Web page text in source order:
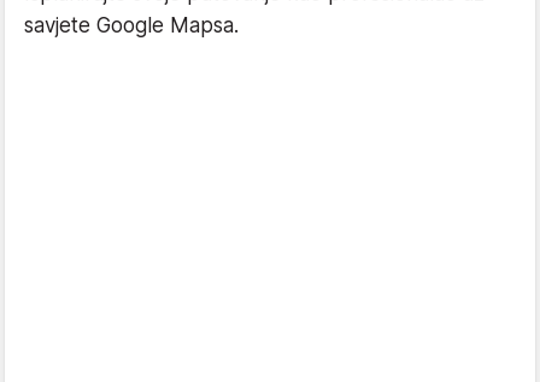
savjete Google Mapsa.